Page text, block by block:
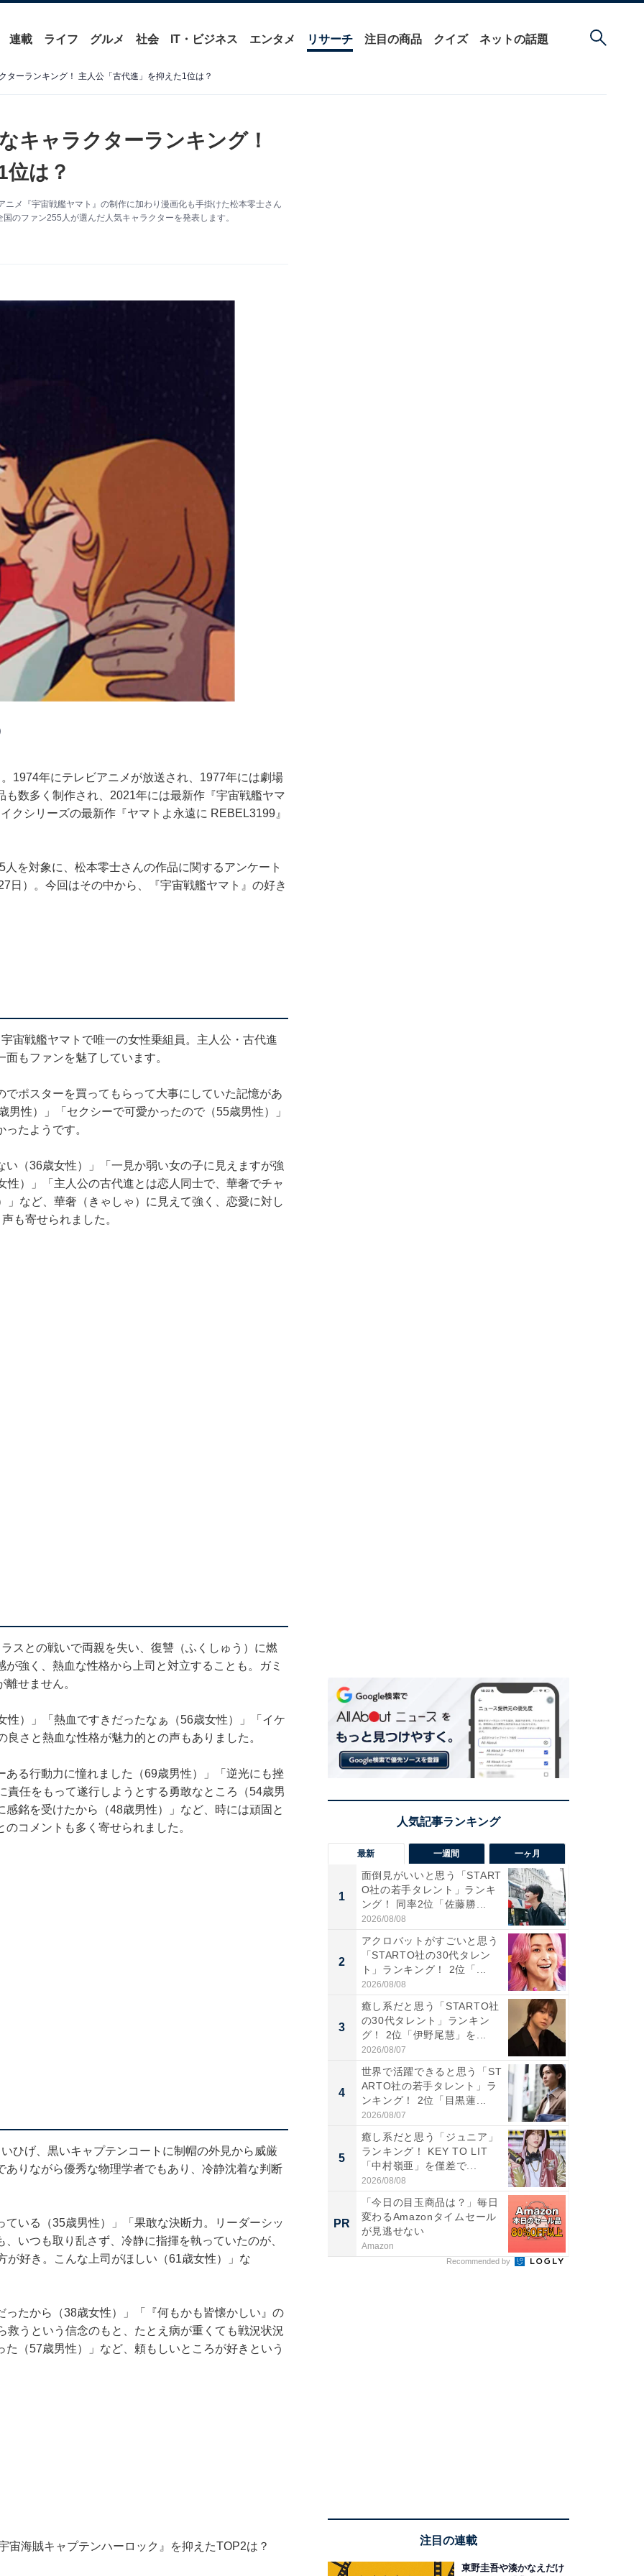
連載 ライフ グルメ 社会 IT・ビジネス エンタメ リサーチ 注目の商品 クイズ ネットの話題
ターランキング！ 主人公「古代進」を抑えた1位は？
キャラクターランキング！
位は？
ニメ『宇宙戦艦ヤマト』の制作に加わり漫画化も手掛けた松本零士さん
のファン255人が選んだ人気キャラクターを発表します。
1974年にテレビアニメが放送され、1977年には劇場
数多く制作され、2021年には最新作『宇宙戦艦ヤマ
クシリーズの最新作『ヤマトよ永遠に REBEL3199』
を対象に、松本零士さんの作品に関するアンケート
日）。今回はその中から、『宇宙戦艦ヤマト』の好き
宙戦艦ヤマトで唯一の女性乗組員。主人公・古代進
もファンを魅了しています。
ポスターを買ってもらって大事にしていた記憶があ
性）」「セクシーで可愛かったので（55歳男性）」
たようです。
（36歳女性）」「一見か弱い女の子に見えますが強
性）」「主人公の古代進とは恋人同士で、華奢でチャ
など、華奢（きゃしゃ）に見えて強く、恋愛に対し
も寄せられました。
スとの戦いで両親を失い、復讐（ふくしゅう）に燃
強く、熱血な性格から上司と対立することも。ガミ
せません。
性）」「熱血ですきだったなぁ（56歳女性）」「イケ
さと熱血な性格が魅力的との声もありました。
る行動力に憧れました（69歳男性）」「逆光にも挫
任をもって遂行しようとする勇敢なところ（54歳男
銘を受けたから（48歳男性）」など、時には頑固と
コメントも多く寄せられました。
ひげ、黒いキャプテンコートに制帽の外見から威厳
りながら優秀な物理学者でもあり、冷静沈着な判断
いる（35歳男性）」「果敢な決断力。リーダーシッ
いつも取り乱さず、冷静に指揮を執っていたのが、
好き。こんな上司がほしい（61歳女性）」な
たから（38歳女性）」「『何もかも皆懐かしい』の
うという信念のもと、たとえ病が重くても戦況状況
（57歳男性）」など、頼もしいところが好きという
宙海賊キャプテンハーロック』を抑えたTOP2は？
最新 一週間 一ヶ月
1
面倒見がいいと思う「START
O社の若手タレント」ランキ
ング！ 同率2位「佐藤勝...
2026/08/08
2
アクロバットがすごいと思う
「STARTO社の30代タレン
ト」ランキング！ 2位「...
2026/08/08
3
癒し系だと思う「STARTO社
の30代タレント」ランキン
グ！ 2位「伊野尾慧」を...
2026/08/07
4
世界で活躍できると思う「ST
ARTO社の若手タレント」ラ
ンキング！ 2位「目黒蓮...
2026/08/07
5
癒し系だと思う「ジュニア」
ランキング！ KEY TO LIT
「中村嶺亜」を僅差で...
2026/08/08
PR
「今日の目玉商品は？」毎日
変わるAmazonタイムセール
が見逃せない
Amazon
Recommended by
注目の連載
東野圭吾や湊かなえだけ